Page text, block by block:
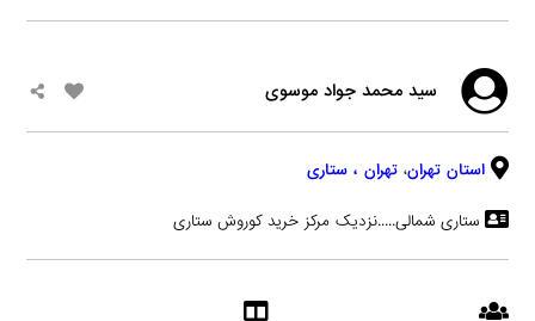
سید محمد جواد موسوی
استان تهران، تهران ، ستاری
ستاری شمالی.....نزدیک مرکز خرید کوروش ستاری